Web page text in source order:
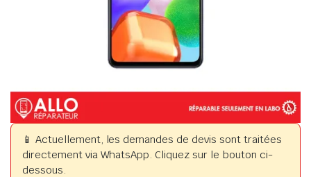
📱 Actuellement, les demandes de devis sont traitées
directement via WhatsApp. Cliquez sur le bouton ci-
dessous.